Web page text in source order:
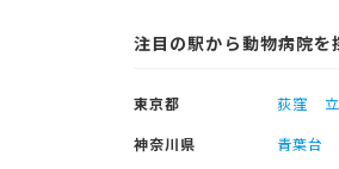
注目の駅から動物病院を
東京都 荻窪
神奈川県
青葉台